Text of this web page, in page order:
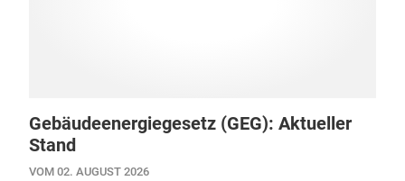
Gebäudeenergiegesetz (GEG): Aktueller
Stand
VOM 02. AUGUST 2026